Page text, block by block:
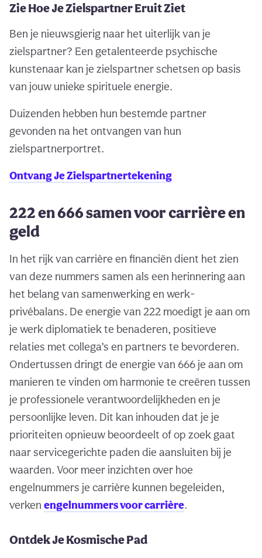
Zie Hoe Je Zielspartner Eruit Ziet
Ben je nieuwsgierig naar het uiterlijk van je
zielspartner? Een getalenteerde psychische
kunstenaar kan je zielspartner schetsen op basis
van jouw unieke spirituele energie.
Duizenden hebben hun bestemde partner
gevonden na het ontvangen van hun
zielspartnerportret.
Ontvang Je Zielspartnertekening
222 en 666 samen voor carrière en
geld
In het rijk van carrière en financiën dient het zien
van deze nummers samen als een herinnering aan
het belang van samenwerking en werk-
privébalans. De energie van 222 moedigt je aan om
je werk diplomatiek te benaderen, positieve
relaties met collega’s en partners te bevorderen.
Ondertussen dringt de energie van 666 je aan om
manieren te vinden om harmonie te creëren tussen
je professionele verantwoordelijkheden en je
persoonlijke leven. Dit kan inhouden dat je je
prioriteiten opnieuw beoordeelt of op zoek gaat
naar servicegerichte paden die aansluiten bij je
waarden. Voor meer inzichten over hoe
engelnummers je carrière kunnen begeleiden,
verken engelnummers voor carrière.
Ontdek Je Kosmische Pad